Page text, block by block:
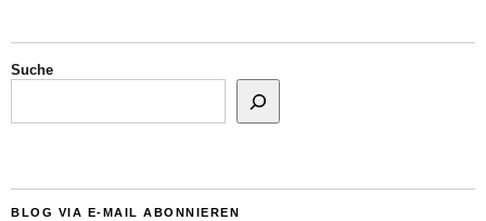
Suche
BLOG VIA E-MAIL ABONNIEREN